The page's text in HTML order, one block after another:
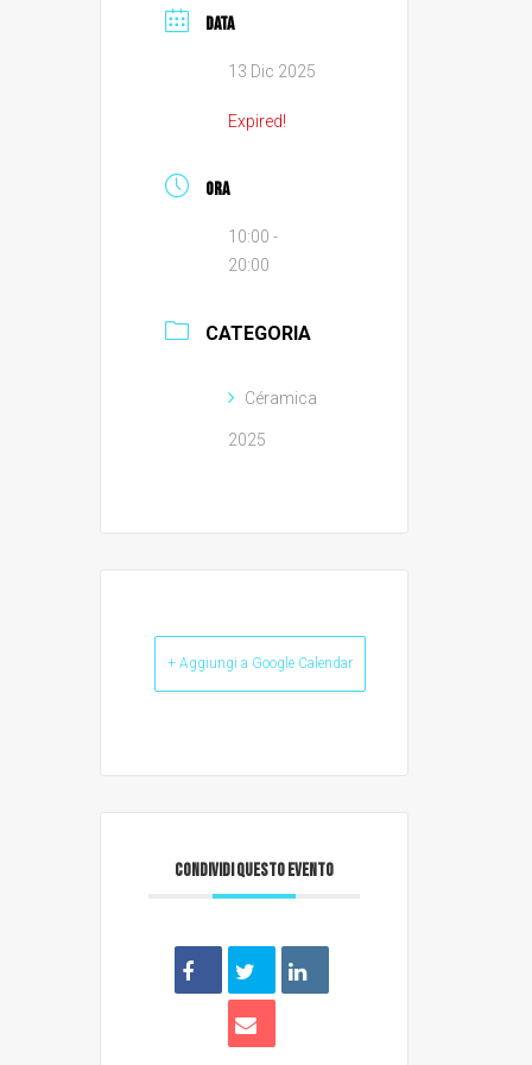
DATA
13 Dic 2025
Expired!
ORA
10:00 -
20:00
CATEGORIA
Céramica
2025
+ Aggiungi a Google Calendar
CONDIVIDI QUESTO EVENTO